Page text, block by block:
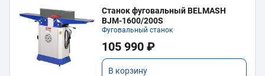
Станок фуговальный BELMASH
BJM-1600/200S
Фуговальный станок
105 990 ₽
В корзину